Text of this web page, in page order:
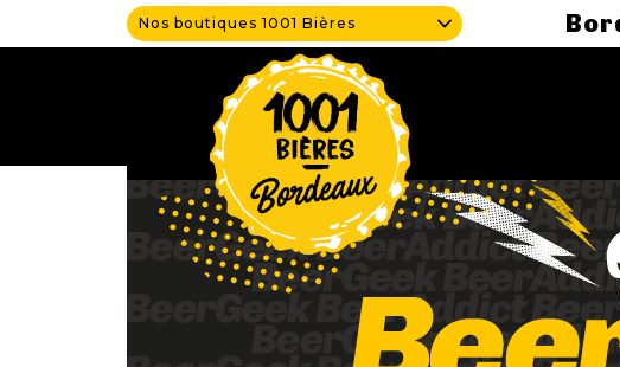
Nos boutiques 1001 Bières